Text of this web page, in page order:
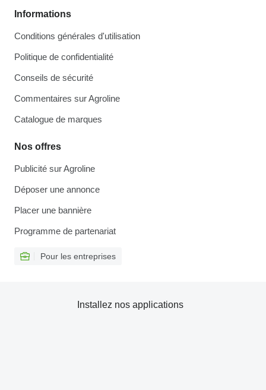
Informations
Conditions générales d'utilisation
Politique de confidentialité
Conseils de sécurité
Commentaires sur Agroline
Catalogue de marques
Nos offres
Publicité sur Agroline
Déposer une annonce
Placer une bannière
Programme de partenariat
Pour les entreprises
Installez nos applications